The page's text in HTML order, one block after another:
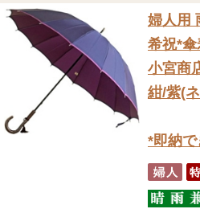
婦人用
希祝*
小宮商
紺/紫(
*即納